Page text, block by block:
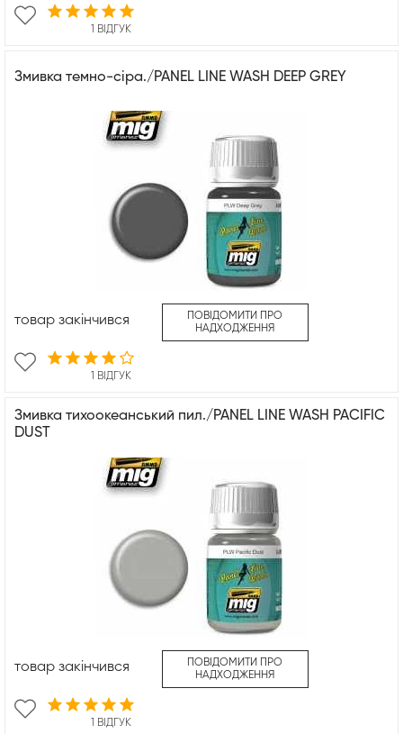
1 ВІДГУК
Змивка темно-сіра./PANEL LINE WASH DEEP GREY
1 ВІДГУК
товар закінчився
ПОВІДОМИТИ ПРО
НАДХОДЖЕННЯ
Змивка тихоокеанський пил./PANEL LINE WASH PACIFIC
DUST
1 ВІДГУК
товар закінчився
ПОВІДОМИТИ ПРО
НАДХОДЖЕННЯ